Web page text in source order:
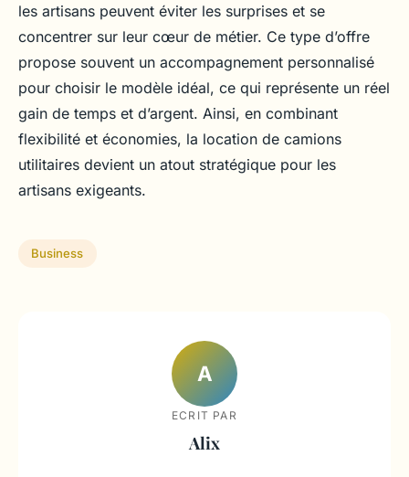
les artisans peuvent éviter les surprises et se
concentrer sur leur cœur de métier. Ce type d’offre
propose souvent un accompagnement personnalisé
pour choisir le modèle idéal, ce qui représente un réel
gain de temps et d’argent. Ainsi, en combinant
flexibilité et économies, la location de camions
utilitaires devient un atout stratégique pour les
artisans exigeants.
Business
A
ECRIT PAR
Alix